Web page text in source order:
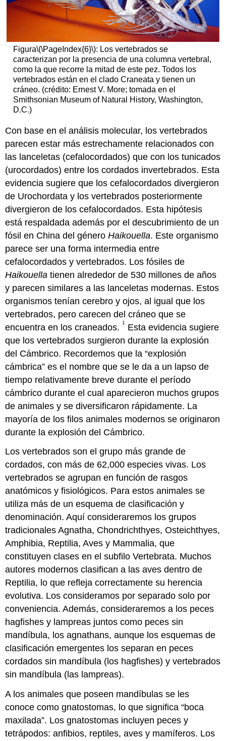
Figura\(\PageIndex{6}\): Los vertebrados se
caracterizan por la presencia de una columna vertebral,
como la que recorre la mitad de este pez. Todos los
vertebrados están en el clado Craneata y tienen un
cráneo. (crédito: Ernest V. More; tomada en el
Smithsonian Museum of Natural History, Washington,
D.C.)
Con base en el análisis molecular, los vertebrados
parecen estar más estrechamente relacionados con
las lanceletas (cefalocordados) que con los tunicados
(urocordados) entre los cordados invertebrados. Esta
evidencia sugiere que los cefalocordados divergieron
de Urochordata y los vertebrados posteriormente
divergieron de los cefalocordados. Esta hipótesis
está respaldada además por el descubrimiento de un
fósil en China del géneroHaikouella. Este organismo
parece ser una forma intermedia entre
cefalocordados y vertebrados. Los fósiles de
Haikouella tienen alrededor de 530 millones de años
y parecen similares a las lanceletas modernas. Estos
organismos tenían cerebro y ojos, al igual que los
vertebrados, pero carecen del cráneo que se
encuentra en los craneados.1
Esta evidencia sugiere
que los vertebrados surgieron durante la explosión
del Cámbrico. Recordemos que la “explosión
cámbrica” es el nombre que se le da a un lapso de
tiempo relativamente breve durante el período
cámbrico durante el cual aparecieron muchos grupos
de animales y se diversificaron rápidamente. La
mayoría de los filos animales modernos se originaron
durante la explosión del Cámbrico.
Los vertebrados son el grupo más grande de
cordados, con más de 62,000 especies vivas. Los
vertebrados se agrupan en función de rasgos
anatómicos y fisiológicos. Para estos animales se
utiliza más de un esquema de clasificación y
denominación. Aquí consideraremos los grupos
tradicionales Agnatha, Chondrichthyes, Osteichthyes,
Amphibia, Reptilia, Aves y Mammalia, que
constituyen clases en el subfilo Vertebrata. Muchos
autores modernos clasifican a las aves dentro de
Reptilia, lo que refleja correctamente su herencia
evolutiva. Los consideramos por separado solo por
conveniencia. Además, consideraremos a los peces
hagfishes y lampreas juntos como peces sin
mandíbula, los agnathans, aunque los esquemas de
clasificación emergentes los separan en peces
cordados sin mandíbula (los hagfishes) y vertebrados
sin mandíbula (las lampreas).
A los animales que poseen mandíbulas se les
conoce como gnatostomas, lo que significa “boca
maxilada”. Los gnatostomas incluyen peces y
tetrápodos: anfibios, reptiles, aves y mamíferos. Los